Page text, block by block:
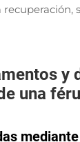
y
una